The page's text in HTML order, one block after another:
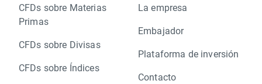
CFDs sobre Materias
Primas
CFDs sobre Divisas
CFDs sobre Índices
La empresa
Embajador
Plataforma de inversión
Contacto